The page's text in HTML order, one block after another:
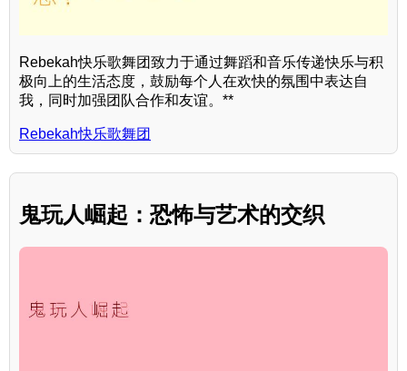
Rebekah快乐歌舞团致力于通过舞蹈和音乐传递快乐与积
极向上的生活态度，鼓励每个人在欢快的氛围中表达自
我，同时加强团队合作和友谊。**
Rebekah快乐歌舞团
鬼玩人崛起：恐怖与艺术的交织